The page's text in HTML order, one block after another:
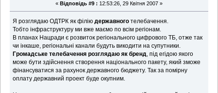
« Відповідь #9 : 12:53:26, 29 Квітня 2007 »
Я розглядаю ОДТРК як філіюдержавного телебачення.
Тобто інфраструктуру ми вже маємо по всім регіонам.
В планах Нацради є розвиток регіонального цифрового ТБ, отже так
чи інкаше, регіональні канали будуть викодити на супутники.
Громадське телебачення розглядаю як бренд, під егідою якого
може бути здійснення створення національного пакету, який зможе
фінансуватися за рахунок державного бюджету. Так за помірну
оплату державний проект буде окупним.